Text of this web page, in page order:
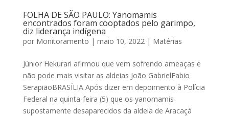
FOLHA DE SÃO PAULO: Yanomamis
encontrados foram cooptados pelo garimpo,
diz liderança indígena
por Monitoramento | maio 10, 2022 | Matérias
Júnior Hekurari afirmou que vem sofrendo ameaças e
não pode mais visitar as aldeias João GabrielFabio
SerapiãoBRASÍLIA Após dizer em depoimento à Polícia
Federal na quinta-feira (5) que os​ yanomamis
supostamente desaparecidos da aldeia de Aracaçá